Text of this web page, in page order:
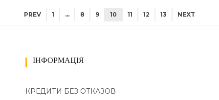
PREV 1 … 8 9 10 11 12 13 NEXT
ІНФОРМАЦІЯ
КРЕДИТИ БЕЗ ОТКАЗОВ